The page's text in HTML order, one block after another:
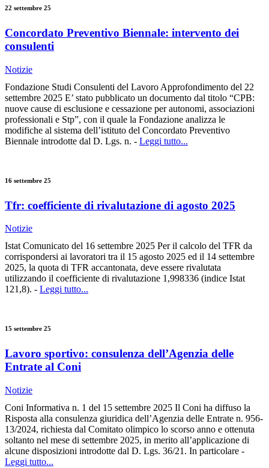
22 settembre 25
Concordato Preventivo Biennale: intervento dei
consulenti
Notizie
Fondazione Studi Consulenti del Lavoro Approfondimento del 22
settembre 2025 E’ stato pubblicato un documento dal titolo “CPB:
nuove cause di esclusione e cessazione per autonomi, associazioni
professionali e Stp”, con il quale la Fondazione analizza le
modifiche al sistema dell’istituto del Concordato Preventivo
Biennale introdotte dal D. Lgs. n. - Leggi tutto...
16 settembre 25
Tfr: coefficiente di rivalutazione di agosto 2025
Notizie
Istat Comunicato del 16 settembre 2025 Per il calcolo del TFR da
corrispondersi ai lavoratori tra il 15 agosto 2025 ed il 14 settembre
2025, la quota di TFR accantonata, deve essere rivalutata
utilizzando il coefficiente di rivalutazione 1,998336 (indice Istat
121,8). - Leggi tutto...
15 settembre 25
Lavoro sportivo: consulenza dell’Agenzia delle
Entrate al Coni
Notizie
Coni Informativa n. 1 del 15 settembre 2025 Il Coni ha diffuso la
Risposta alla consulenza giuridica dell’Agenzia delle Entrate n. 956-
13/2024, richiesta dal Comitato olimpico lo scorso anno e ottenuta
soltanto nel mese di settembre 2025, in merito all’applicazione di
alcune disposizioni introdotte dal D. Lgs. 36/21. In particolare -
Leggi tutto...